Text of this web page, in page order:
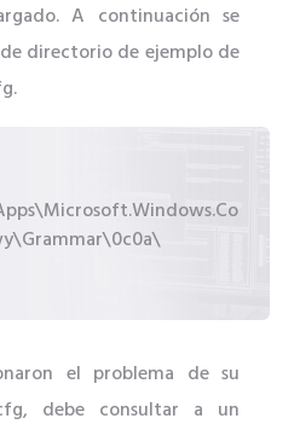
A continuación se
directorio de ejemplo de
el problema de su
debe consultar a un